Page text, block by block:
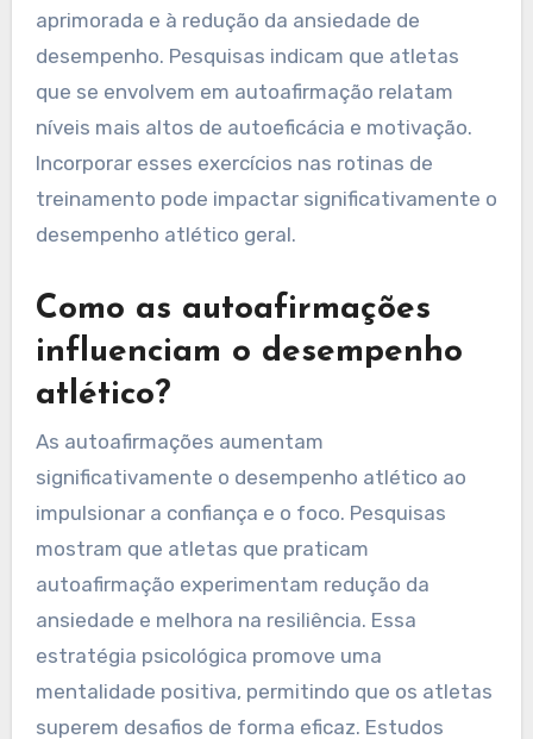
aprimorada e à redução da ansiedade de
desempenho. Pesquisas indicam que atletas
que se envolvem em autoafirmação relatam
níveis mais altos de autoeficácia e motivação.
Incorporar esses exercícios nas rotinas de
treinamento pode impactar significativamente o
desempenho atlético geral.
Como as autoafirmações
influenciam o desempenho
atlético?
As autoafirmações aumentam
significativamente o desempenho atlético ao
impulsionar a confiança e o foco. Pesquisas
mostram que atletas que praticam
autoafirmação experimentam redução da
ansiedade e melhora na resiliência. Essa
estratégia psicológica promove uma
mentalidade positiva, permitindo que os atletas
superem desafios de forma eficaz. Estudos